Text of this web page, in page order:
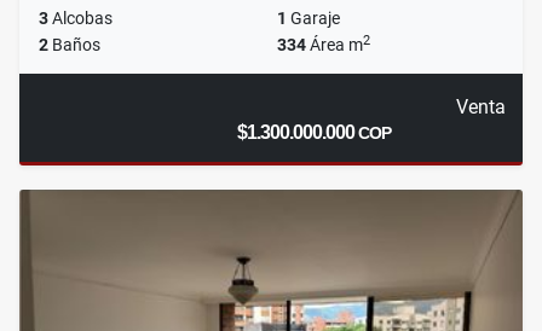
3Alcobas 1 Garaje
2 Baños 334Área m2
Venta
$1.300.000.000COP